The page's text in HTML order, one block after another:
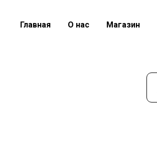
Главная О нас Магазин